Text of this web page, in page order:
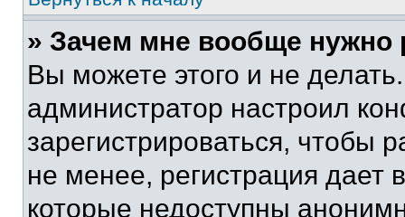
» Зачем мне вообще нужно
Вы можете этого и не
администратор настроил
зарегистрироваться, чтобы
не менее, регистрация
которые недоступны